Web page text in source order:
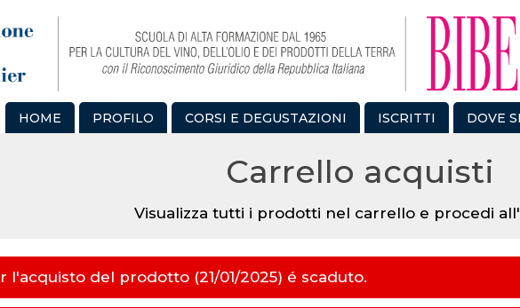
HOME PROFILO CORSI E DEGUSTAZIONI ISCRITTI DOVE
Carrello acquisti
Visualizza tutti i prodotti nel carrello e procedi
del prodotto (21/01/2025) é scaduto.